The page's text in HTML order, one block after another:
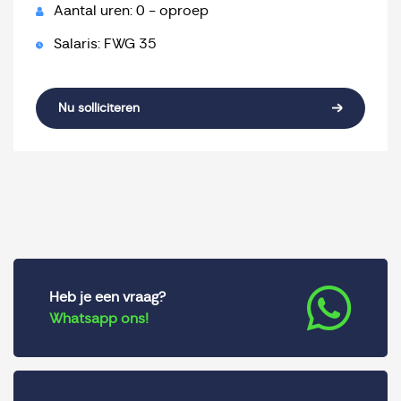
Aantal uren: 0 - oproep
Salaris: FWG 35
Nu solliciteren
Heb je een vraag?
Whatsapp ons!